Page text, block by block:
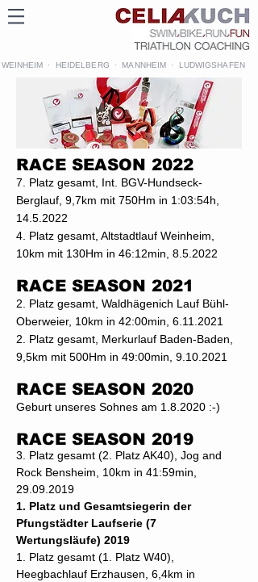
WEINHEIM · HEIDELBERG · MANNHEIM · LUDWIGSHAFEN
RACE SEASON 2022
7. Platz gesamt, Int. BGV-Hundseck-
Berglauf, 9,7km mit 750Hm in 1:03:54h,
14.5.2022
4. Platz gesamt, Altstadtlauf Weinheim,
10km mit 130Hm in 46:12min, 8.5.2022
RACE SEASON 2021
2. Platz gesamt, Waldhägenich Lauf Bühl-
Oberweier, 10km in 42:00min, 6.11.2021
2. Platz gesamt, Merkurlauf Baden-Baden,
9,5km mit 500Hm in 49:00min, 9.10.2021
RACE SEASON 2020
Geburt unseres Sohnes am 1.8.2020 :-)
RACE SEASON 2019
3. Platz gesamt (2. Platz AK40), Jog and
Rock Bensheim, 10km in 41:59min,
29.09.2019
1. Platz und Gesamtsiegerin der
Pfungstädter Laufserie (7
Wertungsläufe) 2019
1. Platz gesamt (1. Platz W40),
Heegbachlauf Erzhausen, 6,4km in